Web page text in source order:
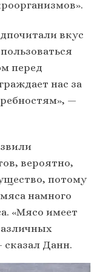
вкус
перед
нас за
—
вероятно,
потому
намного
«Мясо имеет
сказал Данн.